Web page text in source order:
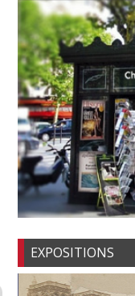
EXPOSITIONS